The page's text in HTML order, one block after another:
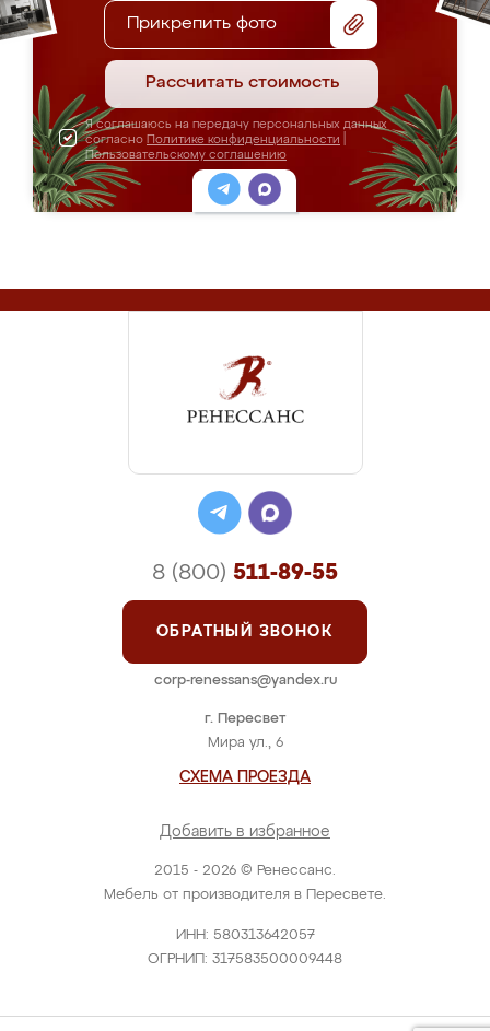
Прикрепить фото
Рассчитать стоимость
Я соглашаюсь на передачу персональных данных
согласно Политике конфиденциальности
Пользовательскому соглашению
2015 - 2026 © Ренессанс.
Мебель от производителя в Пересвете.
ИНН: 580313642057
ОГРНИП: 317583500009448
г. Пересвет
Мира ул., 6
СХЕМА ПРОЕЗДА
Добавить в избранное
8 (800) 511-89-55
ОБРАТНЫЙ ЗВОНОК
corp-renessans@yandex.ru